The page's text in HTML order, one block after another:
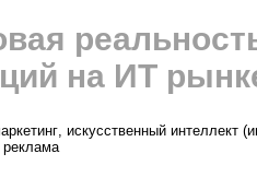
на ИТ
, искусственный интеллект
реклама